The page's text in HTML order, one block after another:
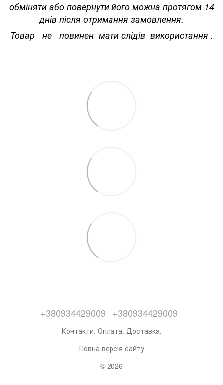
обміняти або повернути його можна протягом 14
днів після отримання замовлення.
Товар не повинен мати слідів використання .
+380934429009 +380934429009
Контакти. Оплата. Доставка.
Повна версія сайту
© 2026